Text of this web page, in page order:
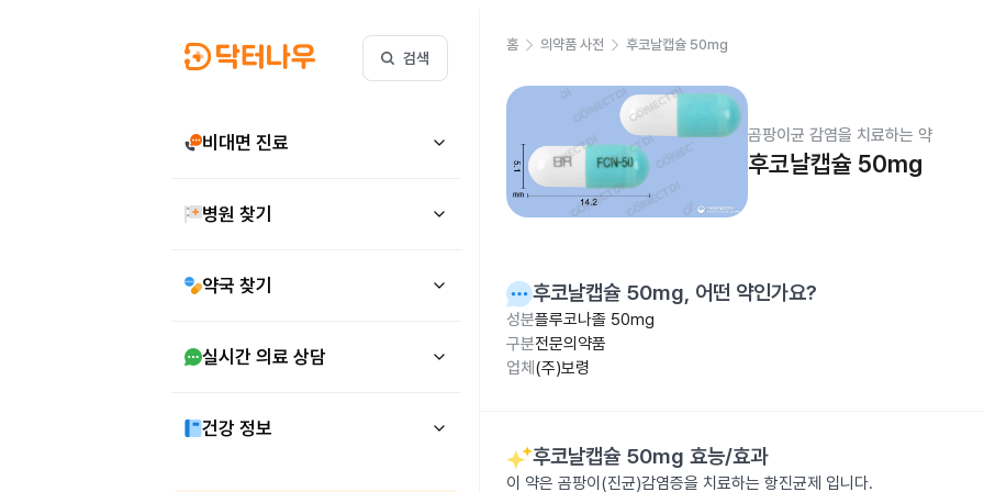
검색
비대면 진료
병원 찾기
약국 찾기
실시간 의료 상담
건강 정보
홈 의약품 사전 후코날캡슐 50mg
곰팡이균 감염을 치료하는 약
후코날캡슐 50mg
후코날캡슐 50mg, 어떤 약인가요?
성분플루코나졸 50mg
구분전문의약품
업체 (주)보령
후코날캡슐 50mg 효능/효과
이 약은 곰팡이(진균)감염증을 치료하는 항진균제 입니다.